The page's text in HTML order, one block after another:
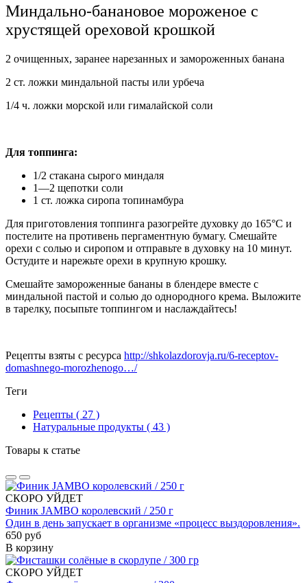
Миндально-банановое мороженое с
хрустящей ореховой крошкой
2 очищенных, заранее нарезанных и замороженных банана
2 ст. ложки миндальной пасты или урбеча
1/4 ч. ложки морской или гималайской соли
Для топпинга:
1/2 стакана сырого миндаля
1—2 щепотки соли
1 ст. ложка сиропа топинамбура
Для приготовления топпинга разогрейте духовку до 165°C и
постелите на противень пергаментную бумагу. Смешайте
орехи с солью и сиропом и отправьте в духовку на 10 минут.
Остудите и нарежьте орехи в крупную крошку.
Смешайте замороженные бананы в блендере вместе с
миндальной пастой и солью до однородного крема. Выложите
в тарелку, посыпьте топпингом и наслаждайтесь!
Рецепты взяты с ресурса http://shkolazdorovja.ru/6-receptov-
domashnego-morozhenogo…/
Теги
Рецепты ( 27 )
Натуральные продукты ( 43 )
Товары к статье
СКОРО УЙДЕТ
Финик JAMBO королевский / 250 г
Один в день запускает в организме «процесс выздоровления».
650 руб
В корзину
СКОРО УЙДЕТ